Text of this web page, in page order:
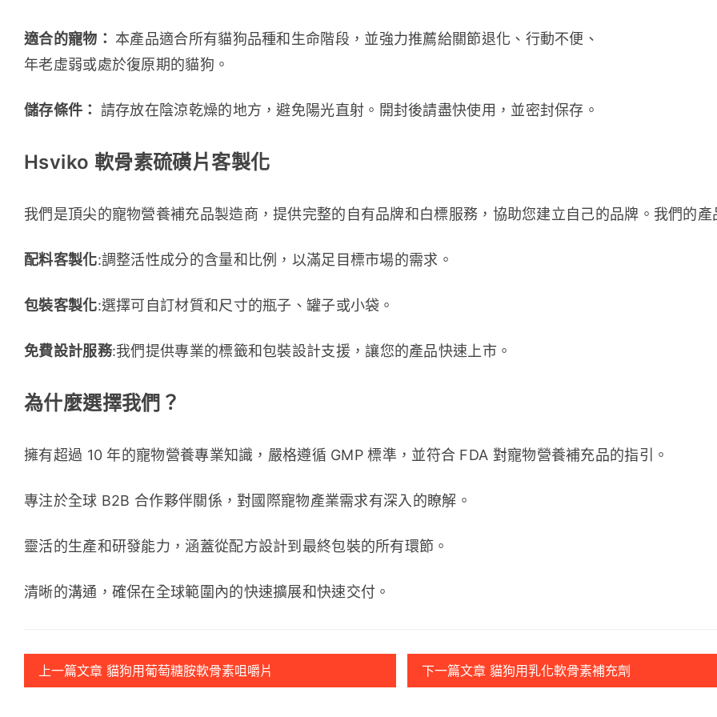
適合的寵物： 本產品適合所有貓狗品種和生命階段，並強力推薦給關節退化、行動不便、
年老虛弱或處於復原期的貓狗。
儲存條件： 請存放在陰涼乾燥的地方，避免陽光直射。開封後請盡快使用，並密封保存。
Hsviko 軟骨素硫磺片客製化
我們是頂尖的寵物營養補充品製造商，提供完整的自有品牌和白標服務，協助您建立自己的品牌。我們的產
配料客製化:調整活性成分的含量和比例，以滿足目標市場的需求。
包裝客製化:選擇可自訂材質和尺寸的瓶子、罐子或小袋。
免費設計服務:我們提供專業的標籤和包裝設計支援，讓您的產品快速上市。
為什麼選擇我們？
擁有超過 10 年的寵物營養專業知識，嚴格遵循 GMP 標準，並符合 FDA 對寵物營養補充品的指引。
專注於全球 B2B 合作夥伴關係，對國際寵物產業需求有深入的瞭解。
靈活的生產和研發能力，涵蓋從配方設計到最終包裝的所有環節。
清晰的溝通，確保在全球範圍內的快速擴展和快速交付。
上一篇文章 貓狗用葡萄糖胺軟骨素咀嚼片 下一篇文章 貓狗用乳化軟骨素補充劑